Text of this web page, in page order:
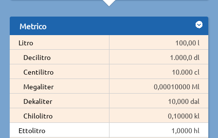
Metrico
Litro
100,00 l
Decilitro
1.000,0 dl
Centilitro
10.000 cl
Megaliter
0,00010000 Ml
Dekaliter
10,000 dal
Chilolitro
0,10000 kl
Ettolitro
1,0000 hl